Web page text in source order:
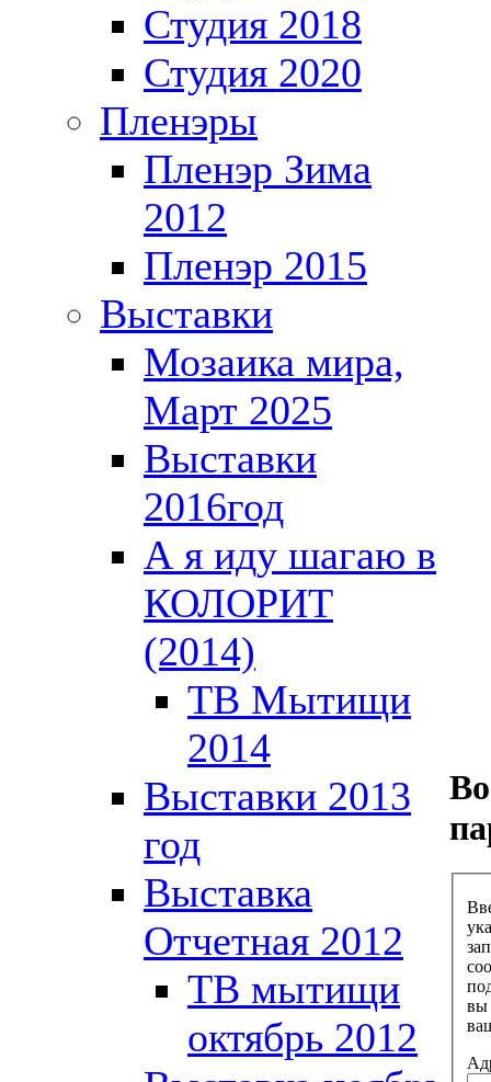
Студия 2018
Студия 2020
Пленэры
Пленэр Зима
2012
Пленэр 2015
Выставки
Мозаика мира,
Март 2025
Выставки
2016год
А я иду шагаю в
КОЛОРИТ
(2014)
ТВ Мытищи
2014
Выставки 2013
год
Выставка
Отчетная 2012
ТВ мытищи
октябрь 2012
вы